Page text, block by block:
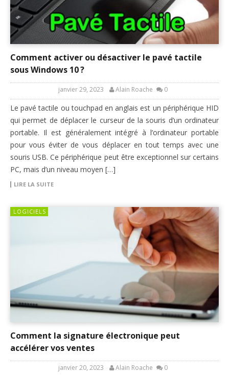
Comment activer ou désactiver le pavé tactile
sous Windows 10 ?
janvier 29, 2023 Alain Roache 0
Le pavé tactile ou touchpad en anglais est un périphérique HID
qui permet de déplacer le curseur de la souris d’un ordinateur
portable. Il est généralement intégré à l’ordinateur portable
pour vous éviter de vous déplacer en tout temps avec une
souris USB. Ce périphérique peut être exceptionnel sur certains
PC, mais d’un niveau moyen […]
LIRE LA SUITE
LOGICIELS
Comment la signature électronique peut
accélérer vos ventes
janvier 20, 2023 Alain Roache 0